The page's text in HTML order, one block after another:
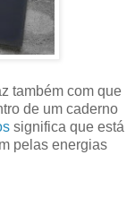
também com que
de um caderno
significa que está
pelas energias